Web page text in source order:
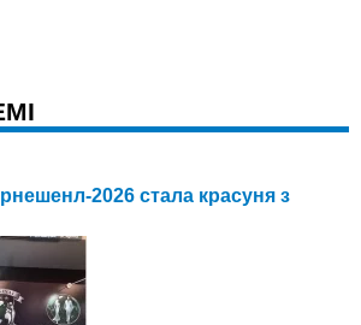
2026 стала красуня з